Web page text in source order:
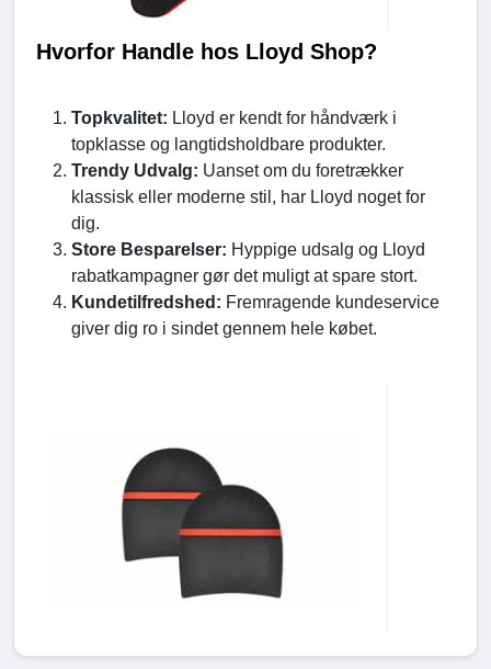
Hvorfor Handle hos Lloyd Shop?
Topkvalitet: Lloyd er kendt for håndværk i
topklasse og langtidsholdbare produkter.
Trendy Udvalg: Uanset om du foretrækker
klassisk eller moderne stil, har Lloyd noget for
dig.
Store Besparelser: Hyppige udsalg og Lloyd
rabatkampagner gør det muligt at spare stort.
Kundetilfredshed: Fremragende kundeservice
giver dig ro i sindet gennem hele købet.